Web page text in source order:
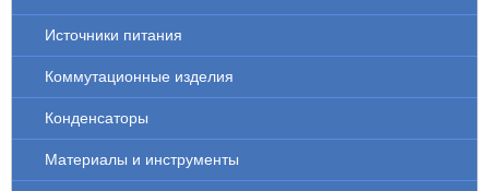
Источники питания
Коммутационные изделия
Конденсаторы
Материалы и инструменты